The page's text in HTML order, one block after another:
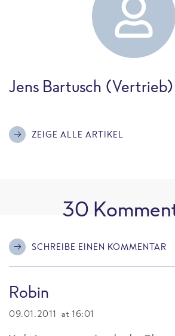
Jens Bartusch (Vertrieb)
ZEIGE ALLE ARTIKEL
30
SCHREIBE EINEN KOMMENTAR
Robin
09.01.2011 at 16:01